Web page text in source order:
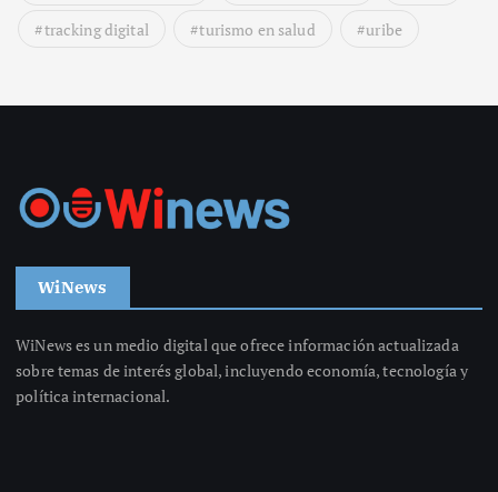
tracking digital
turismo en salud uribe
WiNews
WiNews es un medio digital que ofrece información actualizada
sobre temas de interés global, incluyendo economía, tecnología y
política internacional.